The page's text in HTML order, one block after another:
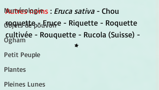
Numérologie
Objets de pouvoir
Ogham
Petit Peuple
Plantes
Pleines Lunes
Autres noms : Eruca sativa - Chou
roquette - Eruce - Riquette - Roquette
cultivée - Rouquette - Rucola (Suisse) -
*